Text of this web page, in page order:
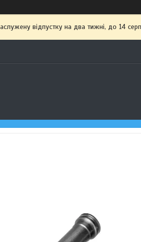
відпустку на два тижні, до 14